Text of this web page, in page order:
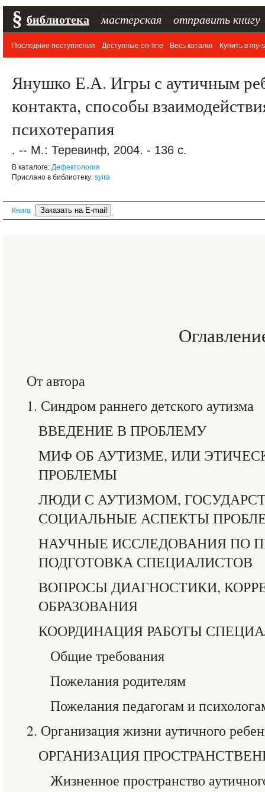
§ библиотека мастерская отправить книгу
Последние поступления Доступные on-line Весь каталог Купить в my-
Янушко Е.А. Игры с аутичным
контакта, способы
психотерапия
. -- М.: Теревинф, 2004. - 136 с.
В каталоге: Дефектология
Прислано в библиотеку: syira
Книга
От автора
1. Синдром раннего детского аутизма
ВВЕДЕНИЕ В ПРОБЛЕМУ
МИФ ОБ АУТИЗМЕ, ИЛИ
ПРОБЛЕМЫ
ЛЮДИ С АУТИЗМОМ,
СОЦИАЛЬНЫЕ АСПЕКТЫ
НАУЧНЫЕ ИССЛЕДОВАНИЯ ПО
ПОДГОТОВКА СПЕЦИАЛИСТОВ
ВОПРОСЫ ДИАГНОСТИКИ,
ОБРАЗОВАНИЯ
КООРДИНАЦИЯ РАБОТЫ
Общие требования
Пожелания родителям
Пожелания педагогам и
2. Организация жизни аутичного
ОРГАНИЗАЦИЯ
Жизненное пространство